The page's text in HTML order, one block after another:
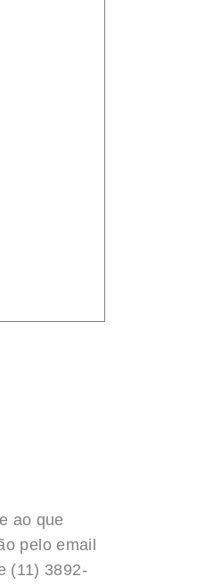
ao que
pelo email
(11) 3892-